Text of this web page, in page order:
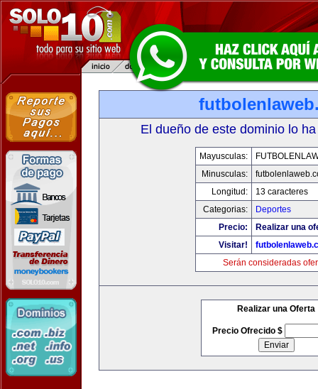
El dueño de este dominio lo
Mayusculas:
Minusculas:
Longitud:
13 caracteres
Categorias:
Deportes
Precio:
Realizar una
Visitar!
Serán consideradas
Realizar una Oferta
Precio Ofrecido $